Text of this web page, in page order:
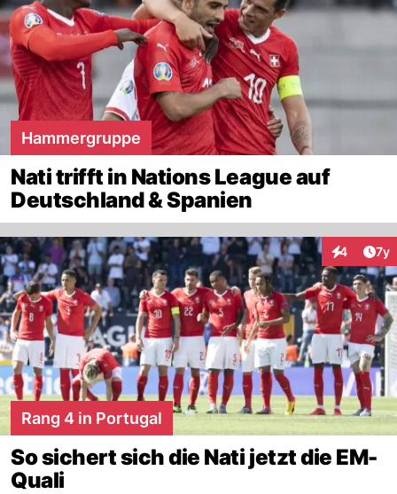
Hammergruppe
Nati trifft in Nations League auf
Deutschland & Spanien
4 7y
Rang 4 in Portugal
So sichert sich die Nati jetzt die EM-
Quali